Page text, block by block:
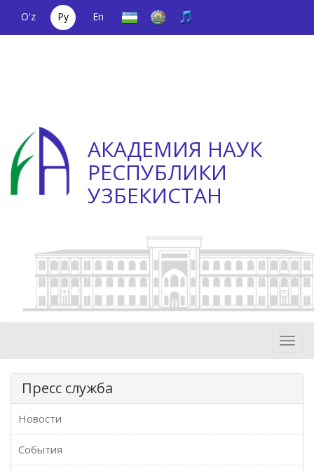
O'z Ру
En
АКАДЕМИЯ НАУК
РЕСПУБЛИКИ
УЗБЕКИСТАН
Пресс служба
Новости
События